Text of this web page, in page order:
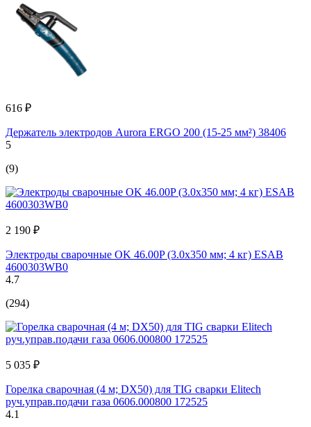
616 ₽
Держатель электродов Aurora ERGO 200 (15-25 мм²) 38406
5
(9)
2 190 ₽
Электроды сварочные OK 46.00P (3.0х350 мм; 4 кг) ESAB
4600303WB0
4.7
(294)
5 035 ₽
Горелка сварочная (4 м; DX50) для TIG сварки Elitech
руч.управ.подачи газа 0606.000800 172525
4.1